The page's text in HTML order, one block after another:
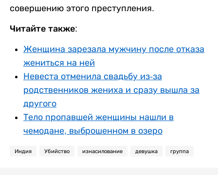
совершению этого преступления.
Читайте также:
Женщина зарезала мужчину после отказа
жениться на ней
Невеста отменила свадьбу из-за
родственников жениха и сразу вышла за
другого
Тело пропавшей женщины нашли в
чемодане, выброшенном в озеро
Индия Убийство изнасилование девушка группа